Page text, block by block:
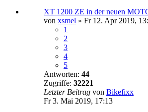
XT 1200 ZE in der neuen
von xsmel » Fr 12. Apr 2019,
1
2
3
4
5
Antworten: 44
Zugriffe: 32221
Letzter Beitrag von Bikefixx
Fr 3. Mai 2019, 17:13